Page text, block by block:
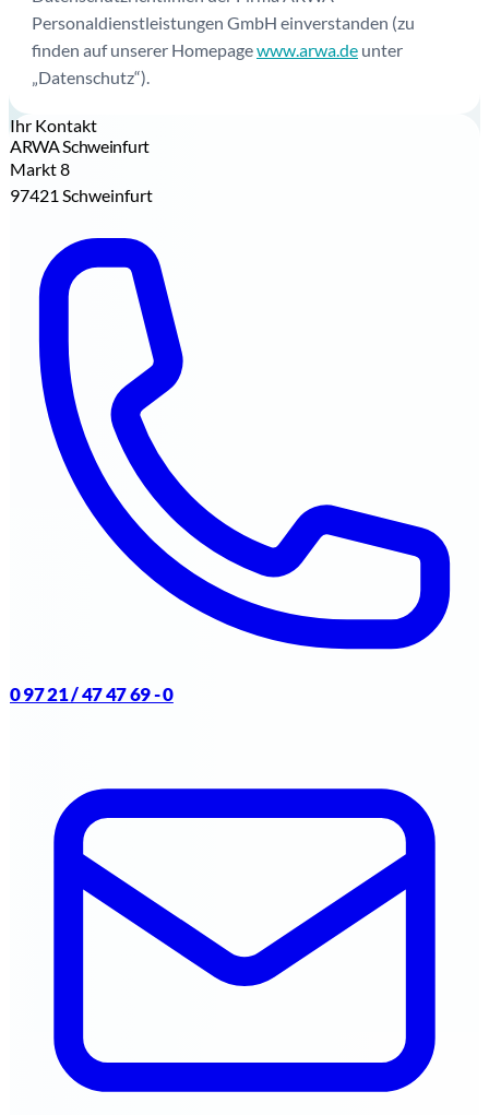
Personaldienstleistungen GmbH einverstanden (zu
finden auf unserer Homepagewww.arwa.de unter
„Datenschutz“).
Ihr Kontakt
ARWA Schweinfurt
Markt 8
97421 Schweinfurt
0 97 21 / 47 47 69 - 0